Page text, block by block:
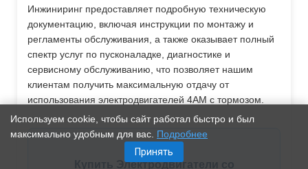
Инжиниринг предоставляет подробную техническую
документацию, включая инструкции по монтажу и
регламенты обслуживания, а также оказывает полный
спектр услуг по пусконаладке, диагностике и
сервисному обслуживанию, что позволяет нашим
клиентам получить максимальную отдачу от
использования электродвигателей 4АМ с тормозом.
Купить Электродвигатели со
Используем cookie, чтобы сайт работал быстро и был
максимально удобным для вас. Подробнее
Принять